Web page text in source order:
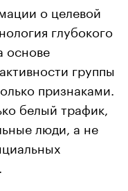
о целевой
глубокого
основе
группы
признаками.
белый трафик,
люди, а не